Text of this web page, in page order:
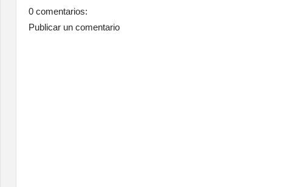
0 comentarios:
Publicar un comentario